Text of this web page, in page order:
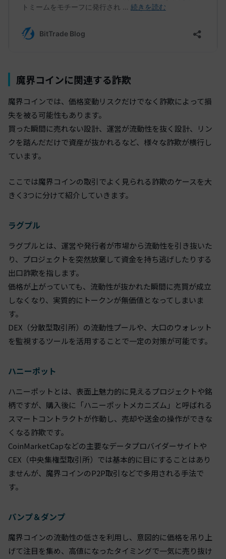
魔界コインに関連する詐欺
魔界コインでは、価格変動リスクだけでなく詐欺によって損
失を被る可能性もあります。
買った瞬間に売れない設計、運営が流動性を抜く設計、リン
クを踏んだだけで資産が抜かれるなど、様々な詐欺が横行し
ています。
ここでは魔界コインの取引でよく見られる詐欺のケースを大
きく3つに分けて紹介していきます。
ラグプル
ラグプルとは、運営や発行者が市場から流動性を引き抜いた
り、プロジェクトを突然放棄して資金を持ち逃げしたりする
出口詐欺を指します。
価格が上がっていても、流動性が抜かれた瞬間に売買が成立
しなくなり、実質的にトークンが無価値となってしまいま
す。
DEX（分散型取引所）の流動性プールや、大口のウォレット
を監視するツールを活用することで一定の対策が可能です。
ハニーポット
ハニーポットとは、表面上魅力的に見えるプロジェクトや銘
柄ですが、購入後に「ハニーポットメカニズム」と呼ばれる
スマートコントラクトが作動し、売却や送金の操作ができな
くなる詐欺です。
CoinMarketCapなどの主要なデータプロバイダーサイトや
CEX（中央集権型取引所）では基本的に目にすることはあり
ませんが、魔界コインのP2P取引などで多用される手法で
す。
パンプ＆ダンプ
魔界コインの流動性の低さを利用し、意図的に価格を吊り上
げて注目を集め、高値になったタイミングで一気に売り抜け